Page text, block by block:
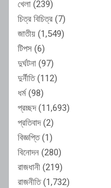
খেলা (239)
চিত্র বিচিত্র (7)
জাতীয় (1,549)
টিপস (6)
দুর্ঘটনা (97)
দুর্নীতি(112)
ধর্ম(98)
প্রচ্ছদ(11,693)
প্রতিবাদ(2)
বিজ্ঞপ্তি(1)
বিনোদন (280)
রাজধানী (219)
রাজনীতি(1,732)